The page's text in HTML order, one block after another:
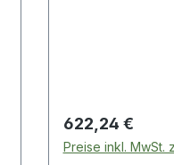
stabiler
Last
Regulärer Preis:
622,24 €
Preise inkl. MwSt.